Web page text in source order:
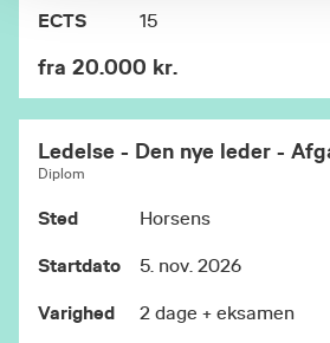
ECTS 15
fra 20.000 kr.
Ledelse - Den nye leder -
Diplom
Sted Horsens
Startdato 5. nov. 2026
Varighed 2 dage + eksamen